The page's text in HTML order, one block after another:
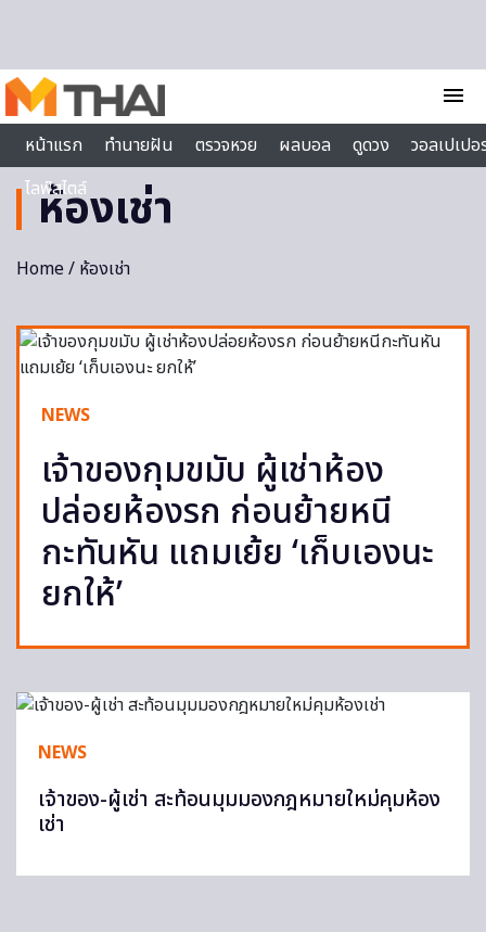
menu
หน้าแรก
ทำนายฝัน ตรวจหวย ผลบอล ดูดวง
วอลเปเป
ไลฟ์สไตล์
ห้องเช่า
Home/ ห้องเช่า
NEWS
เจ้าของกุมขมับ ผู้เช่าห้อง
ปล่อยห้องรก ก่อนย้ายหนี
กะทันหัน แถมเย้ย ‘เก็บเองนะ
ยกให้’
NEWS
เจ้าของ-ผู้เช่า สะท้อนมุมมองกฎหมายใหม่คุมห้อง
เช่า